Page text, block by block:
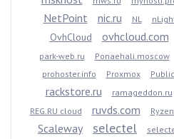
NetPoint nic.ru NL
OvhCloud ovhcloud.com
park-web.ru Ponaehali.moscow
prohoster.info
Proxmox
rackstore.ru ramageddon.ru
REG.RU cloud ruvds.com
Scaleway selectel